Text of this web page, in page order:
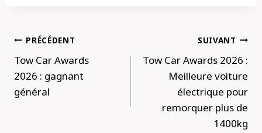
Navigation
de
l’article
PRÉCÉDENT
Tow Car Awards
2026 : gagnant
général
SUIVANT
Tow Car Awards 2026 :
Meilleure voiture
électrique pour
remorquer plus de
1400kg